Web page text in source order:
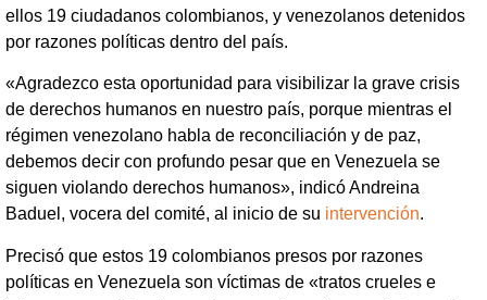
ellos 19 ciudadanos colombianos, y venezolanos detenidos
por razones políticas dentro del país.
«Agradezco esta oportunidad para visibilizar la grave crisis
de derechos humanos en nuestro país, porque mientras el
régimen venezolano habla de reconciliación y de paz,
debemos decir con profundo pesar que en Venezuela se
siguen violando derechos humanos», indicó Andreina
Baduel, vocera del comité, al inicio de su intervención.
Precisó que estos 19 colombianos presos por razones
políticas en Venezuela son víctimas de «tratos crueles e